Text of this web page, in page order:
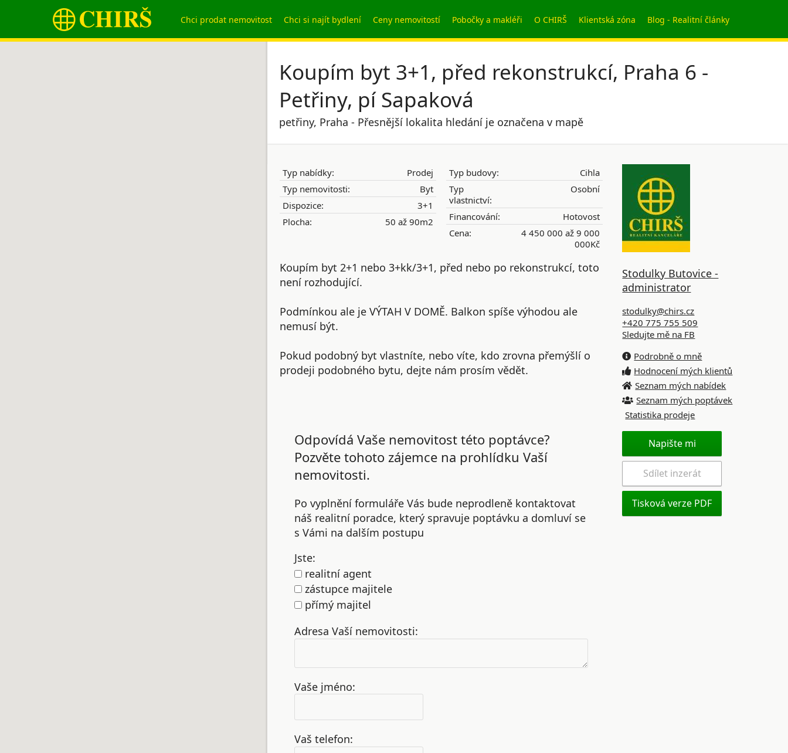
Chci prodat nemovitost Chci si najít bydlení Ceny nemovitostí Pobočky a makléři O CHIRŠ Klientská zóna Blog - Realitní články
Koupím byt 3+1, před rekonstrukcí, Praha 6 -
Petřiny, pí Sapaková
petřiny, Praha - Přesnější lokalita hledání je označena v mapě
Typ nabídky:
Prodej
Typ nemovitosti:
Byt
Dispozice:
3+1
Plocha:
50 až 90m2
Typ budovy:
Cihla
Typ
vlastnictví:
Osobní
Financování:
Hotovost
Cena:
4 450 000 až 9 000
000Kč
Koupím byt 2+1 nebo 3+kk/3+1, před nebo po rekonstrukcí, toto
není rozhodující.
Podmínkou ale je VÝTAH V DOMĚ. Balkon spíše výhodou ale
nemusí být.
Pokud podobný byt vlastníte, nebo víte, kdo zrovna přemýšlí o
prodeji podobného bytu, dejte nám prosím vědět.
Odpovídá Vaše nemovitost této poptávce?
Pozvěte tohoto zájemce na prohlídku Vaší
nemovitosti.
Po vyplnění formuláře Vás bude neprodleně kontaktovat
náš realitní poradce, který spravuje poptávku a domluví se
s Vámi na dalším postupu
Jste:
realitní agent
zástupce majitele
přímý majitel
Adresa Vaší nemovitosti:
Vaše jméno:
Vaš telefon:
Stodulky Butovice -
administrator
stodulky@chirs.cz
+420 775 755 509
Sledujte mě na FB
Podrobně o mně
Hodnocení mých klientů
Seznam mých nabídek
Seznam mých poptávek
Statistika prodeje
Napište mi
Sdílet inzerát
Tisková verze PDF